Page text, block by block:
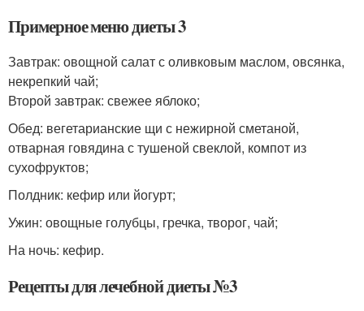
Примерное меню диеты 3
Завтрак: овощной салат с оливковым маслом, овсянка,
некрепкий чай;
Второй завтрак: свежее яблоко;
Обед: вегетарианские щи с нежирной сметаной,
отварная говядина с тушеной свеклой, компот из
сухофруктов;
Полдник: кефир или йогурт;
Ужин: овощные голубцы, гречка, творог, чай;
На ночь: кефир.
Рецепты для лечебной диеты №3